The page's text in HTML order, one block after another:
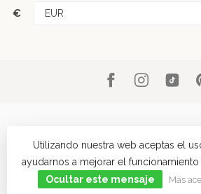
€
© Copyright 2026 Grey Street- Powered by
Dyvelopment
Utilizando nuestra web aceptas el
ayudarnos a mejorar el funcionamiento
Ocultar este mensaje
Más